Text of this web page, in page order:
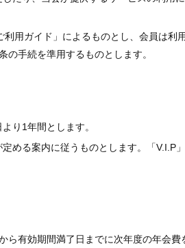
用ガイド」によるものとし、会員は利
の手続を準用するものとします。
り1年間とします。
める案内に従うものとします。「V.I.P
有効期間満了日までに次年度の年会費